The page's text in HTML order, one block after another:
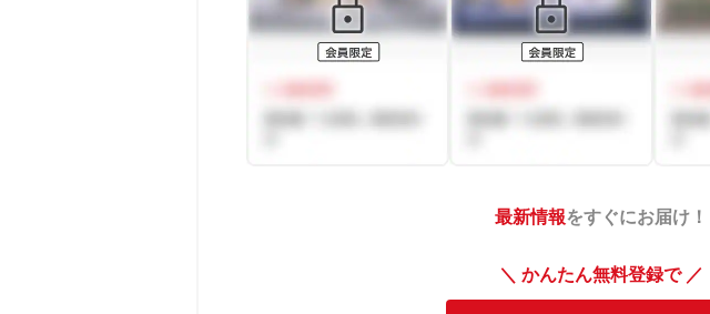
最新情報をすぐにお届け！
＼ かんたん無料登録で ／